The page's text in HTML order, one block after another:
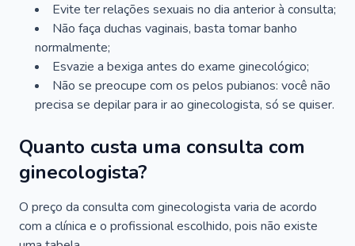
Evite ter relações sexuais no dia anterior à consulta;
Não faça duchas vaginais, basta tomar banho
normalmente;
Esvazie a bexiga antes do exame ginecológico;
Não se preocupe com os pelos pubianos: você não
precisa se depilar para ir ao ginecologista, só se quiser.
Quanto custa uma consulta com
ginecologista?
O preço da consulta com ginecologista varia de acordo
com a clínica e o profissional escolhido, pois não existe